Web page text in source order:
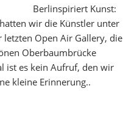
Berlinspiriert Kunst:
wir die Künstler unter
Open Air Gallery, die
Oberbaumbrücke
ist es kein Aufruf, den wir
kleine Erinnerung..